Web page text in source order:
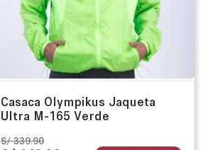
Casaca Olympikus Jaqueta
Ultra M-165 Verde
S/ 339.90